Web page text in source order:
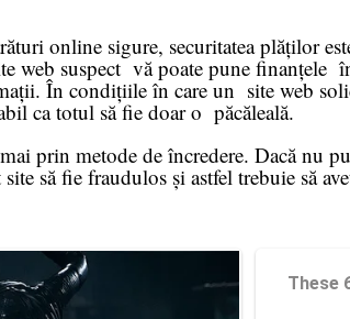
online sigure, securitatea plăților
web suspect vă poate pune
În condițiile în care un site web
ca totul să fie doar o păcăleală.
prin metode de încredere. Dacă nu
să fie fraudulos și astfel trebuie să